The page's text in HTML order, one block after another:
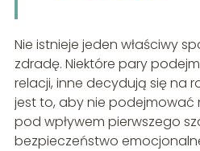
Nie istnieje jeden właściwy
zdradę. Niektóre pary
relacji, inne decydują się na
jest to, aby nie podejmować
pod wpływem pierwszego
bezpieczeństwo